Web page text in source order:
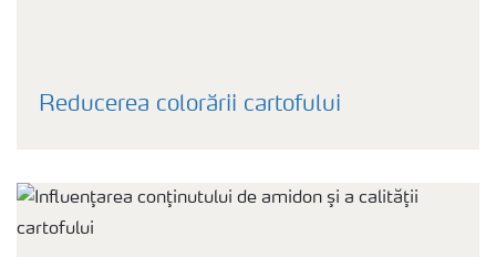
Reducerea colorării cartofului